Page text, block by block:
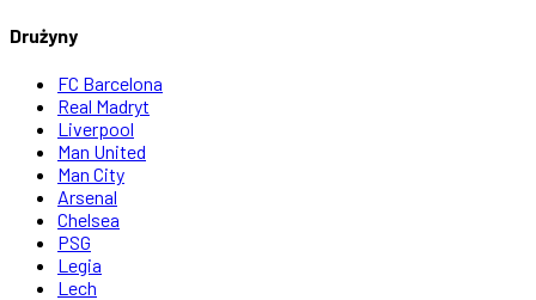
Drużyny
FC Barcelona
Real Madryt
Liverpool
Man United
Man City
Arsenal
Chelsea
PSG
Legia
Lech